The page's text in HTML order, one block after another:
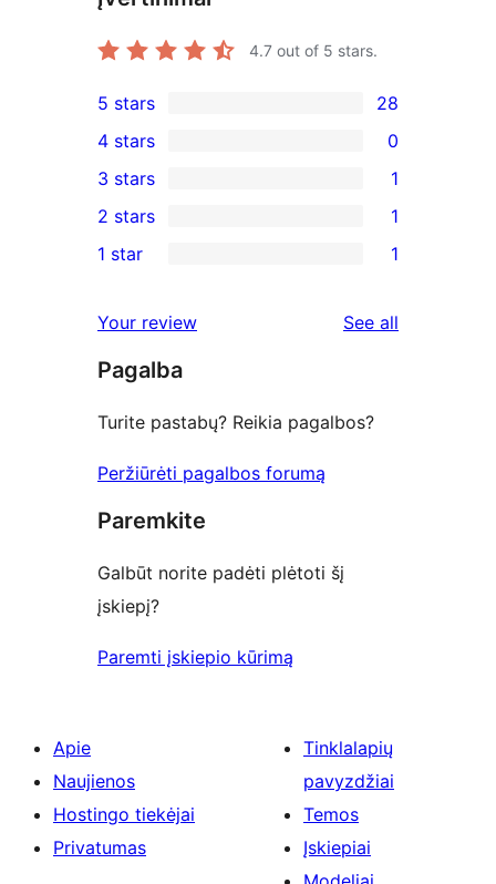
4.7 out of 5 stars.
28
5-
star
reviews
5 stars 28
4-
star
reviews
4 stars 0
1
3-
star
3 stars 1
2-
review
2 stars 1
star
review
1 star 1
Your review See all
Pagalba
Turite pastabų? Reikia pagalbos?
Peržiūrėti pagalbos forumą
Paremkite
Galbūt norite padėti plėtoti šį
įskiepį?
Paremti įskiepio kūrimą
Apie
Naujienos
Hostingo tiekėjai
Privatumas
Tinklalapių
pavyzdžiai
Temos
Įskiepiai